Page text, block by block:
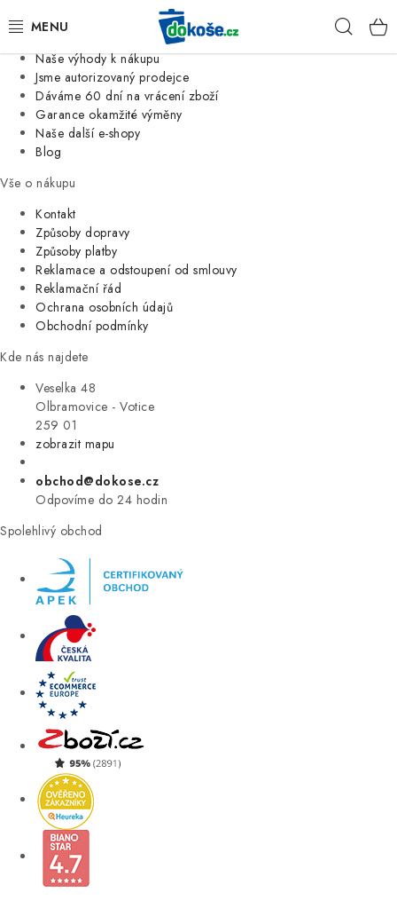
Jsme tradiční česká firma
Naše výhody k nákupu
Jsme autorizovaný prodejce
Dáváme 60 dní na vrácení zboží
Garance okamžité výměny
Naše další e-shopy
Blog
Vše o nákupu
Kontakt
Způsoby dopravy
Způsoby platby
Reklamace a odstoupení od smlouvy
Reklamační řád
Ochrana osobních údajů
Obchodní podmínky
Kde nás najdete
Veselka 48
Olbramovice - Votice
259 01
zobrazit mapu
obchod@dokose.cz
Odpovíme do 24 hodin
Spolehlivý obchod
KOŠE
SÁČKY
KUCHYNĚ
ORGANIZACE
DOMÁCNOST
ÚKLID
VÝPRODEJ
ZNAČKY
Úvod Kontakt Blog
Moje objednávka